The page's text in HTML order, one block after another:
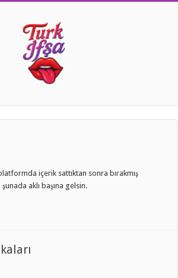
içerik sattıktan sonra bırakmış
aklı başına gelsin.